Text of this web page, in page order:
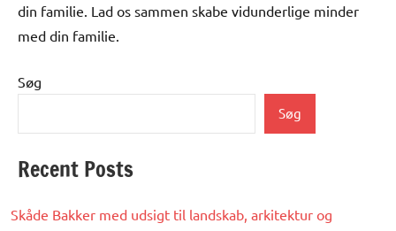
din familie. Lad os sammen skabe vidunderlige minder
med din familie.
Søg
Søg
Recent Posts
Skåde Bakker med udsigt til landskab, arkitektur og